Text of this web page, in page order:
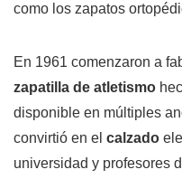
como los zapatos
En 1961 comenzaron a
zapatilla de atletismo
disponible en múltiples
convirtió en el calzado
universidad y profesores